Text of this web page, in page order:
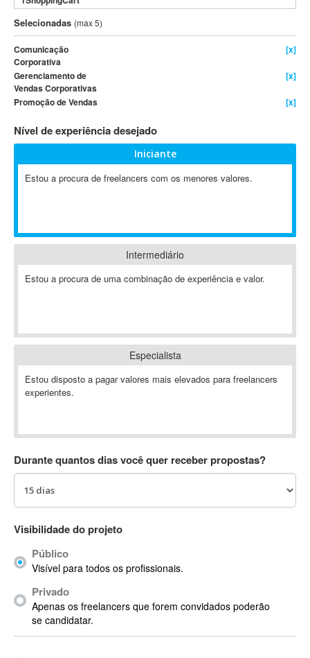
3DS Max
3GSM
4D Dimension
802.11
A&P
A-GPS
A2Billing
AAUS Scientific Diver
Ab Initio
ABAP
ABIS
Ableton Live
Abstract Window Toolkit (AWT)
AC Drives
AC3
AccountMate
ACPI
Acrobat
Acrobat X
ACT
Actimize
ActionScript
Selecionadas (max 5)
Comunicação
Corporativa
[x]
Gerenciamento de
Vendas Corporativas
[x]
Promoção de Vendas [x]
Nível de experiência desejado
Iniciante
Estou a procura de freelancers com os menores valores.
Intermediário
Estou a procura de uma combinação de experiência e valor.
Especialista
Estou disposto a pagar valores mais elevados para freelancers
experientes.
Durante quantos dias você quer receber propostas?
Visibilidade do projeto
Público
Visível para todos os profissionais.
Privado
Apenas os freelancers que forem convidados poderão
se candidatar.